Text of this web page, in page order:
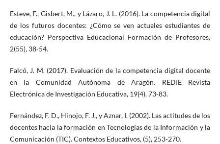
Esteve, F., Gisbert, M., y Lázaro, J. L. (2016). La competencia digital
de los futuros docentes: ¿Cómo se ven actuales estudiantes de
educación? Perspectiva Educacional Formación de Profesores,
2(55), 38-54.
Falcó, J. M. (2017). Evaluación de la competencia digital docente
en la Comunidad Autónoma de Aragón. REDIE Revista
Electrónica de Investigación Educativa, 19(4), 73-83.
Fernández, F. D., Hinojo, F. J., y Aznar, I. (2002). Las actitudes de los
docentes hacia la formación en Tecnologías de la Información y la
Comunicación (TIC). Contextos Educativos, (5), 253-270.